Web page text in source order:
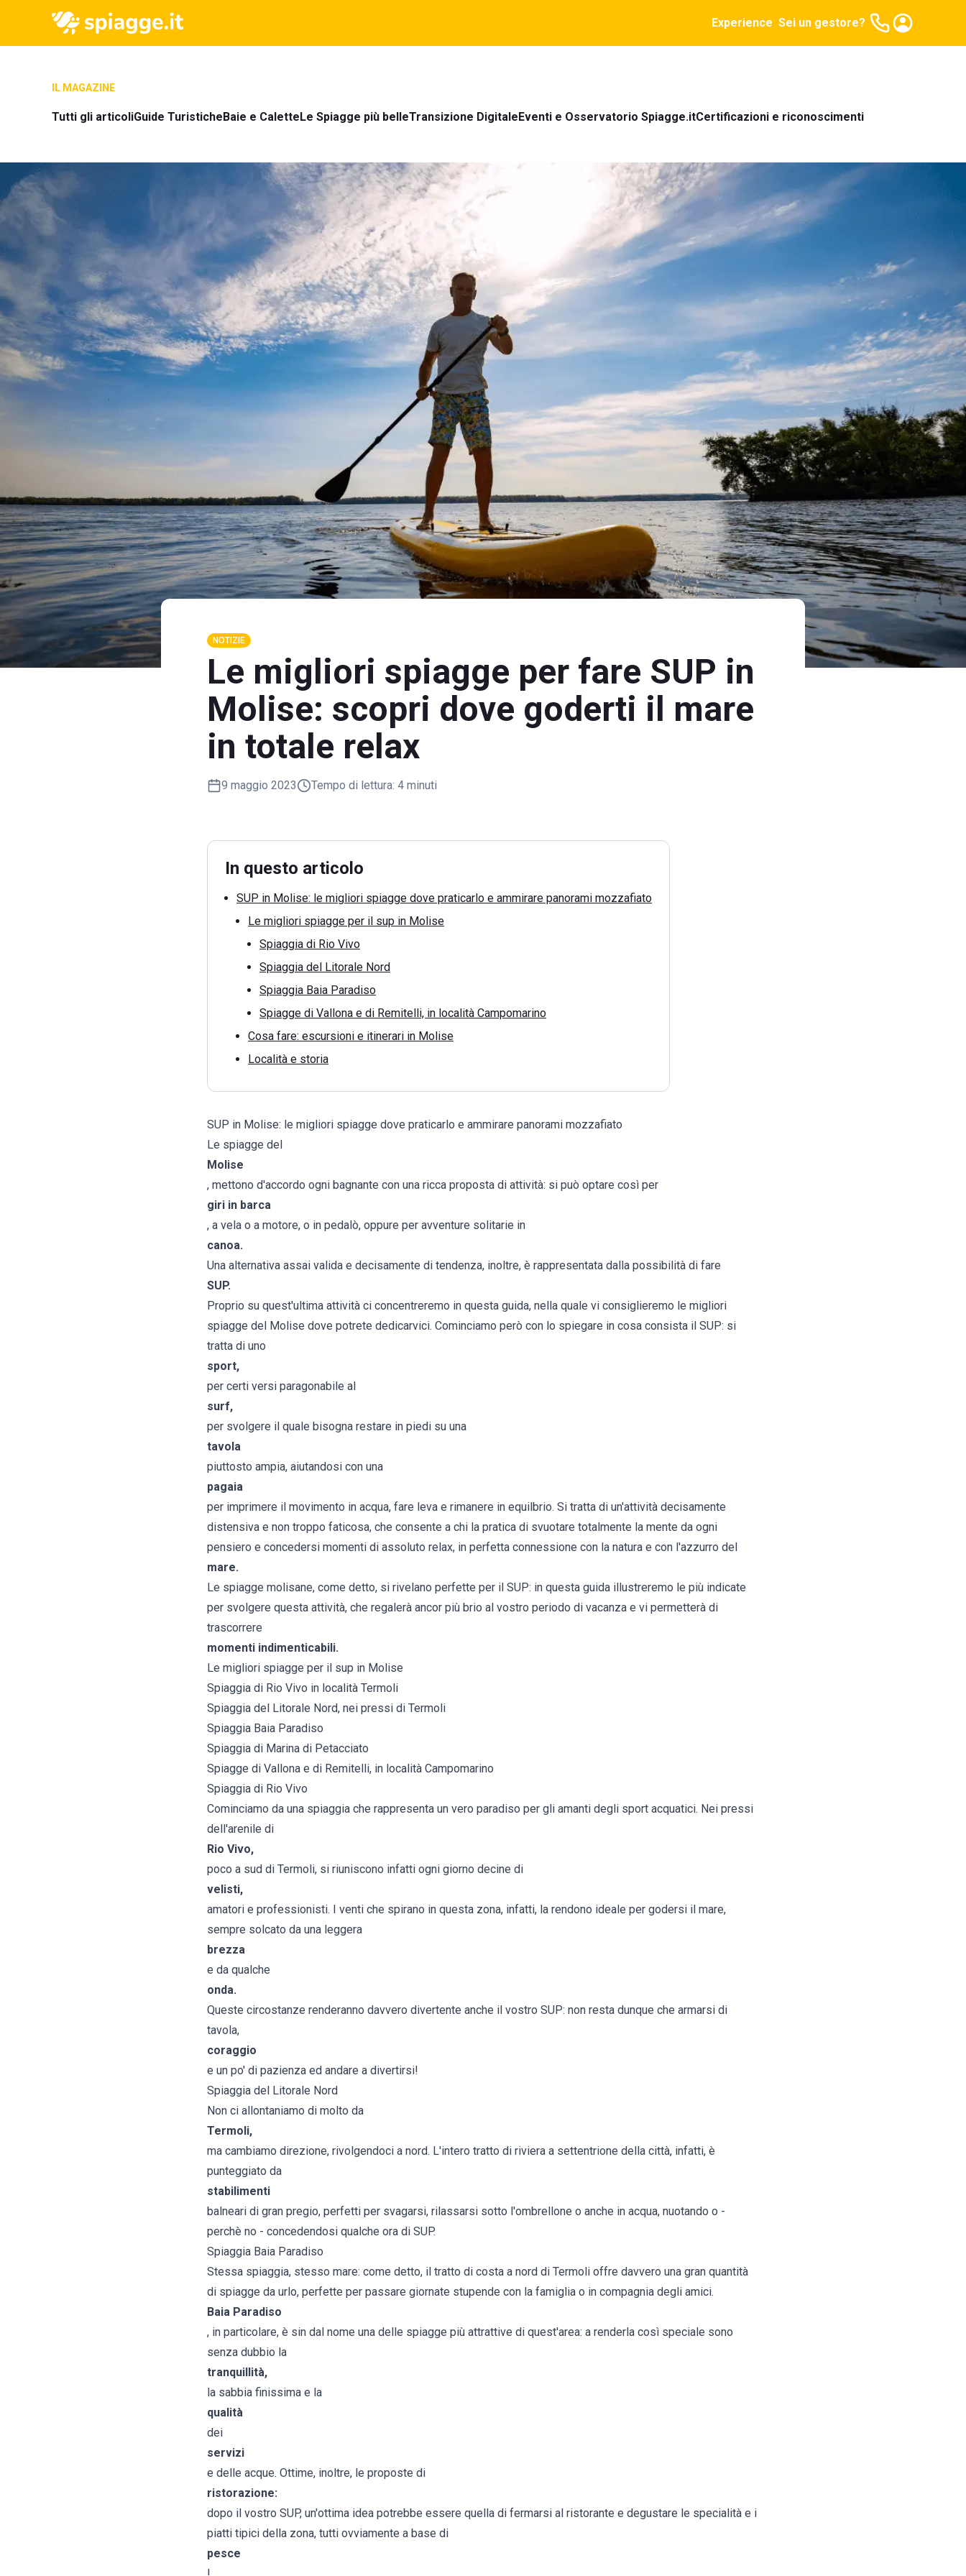
Experience Sei un gestore?
IL MAGAZINE
Tutti gli articoliGuide TuristicheBaie e CaletteLe Spiagge più belleTransizione DigitaleEventi e Osservatorio Spiagge.itCertificazioni e riconoscimenti
NOTIZIE
Le migliori spiagge per fare SUP in
Molise: scopri dove goderti il mare
in totale relax
9 maggio 2023 Tempo di lettura: 4 minuti
In questo articolo
SUP in Molise: le migliori spiagge dove praticarlo e ammirare panorami mozzafiato
Le migliori spiagge per il sup in Molise
Spiaggia di Rio Vivo
Spiaggia del Litorale Nord
Spiaggia Baia Paradiso
Spiagge di Vallona e di Remitelli, in località Campomarino
Cosa fare: escursioni e itinerari in Molise
Località e storia
SUP in Molise: le migliori spiagge dove praticarlo e ammirare panorami mozzafiato
Le spiagge del
Molise
, mettono d'accordo ogni bagnante con una ricca proposta di attività: si può optare così per
giri in barca
, a vela o a motore, o in pedalò, oppure per avventure solitarie in
canoa.
Una alternativa assai valida e decisamente di tendenza, inoltre, è rappresentata dalla possibilità di fare
SUP.
Proprio su quest'ultima attività ci concentreremo in questa guida, nella quale vi consiglieremo le migliori
spiagge del Molise dove potrete dedicarvici. Cominciamo però con lo spiegare in cosa consista il SUP: si
tratta di uno
sport,
per certi versi paragonabile al
surf,
per svolgere il quale bisogna restare in piedi su una
tavola
piuttosto ampia, aiutandosi con una
pagaia
per imprimere il movimento in acqua, fare leva e rimanere in equilbrio. Si tratta di un'attività decisamente
distensiva e non troppo faticosa, che consente a chi la pratica di svuotare totalmente la mente da ogni
pensiero e concedersi momenti di assoluto relax, in perfetta connessione con la natura e con l'azzurro del
mare.
Le spiagge molisane, come detto, si rivelano perfette per il SUP: in questa guida illustreremo le più indicate
per svolgere questa attività, che regalerà ancor più brio al vostro periodo di vacanza e vi permetterà di
trascorrere
momenti indimenticabili.
Le migliori spiagge per il sup in Molise
Spiaggia di Rio Vivo in località Termoli
Spiaggia del Litorale Nord, nei pressi di Termoli
Spiaggia Baia Paradiso
Spiaggia di Marina di Petacciato
Spiagge di Vallona e di Remitelli, in località Campomarino
Spiaggia di Rio Vivo
Cominciamo da una spiaggia che rappresenta un vero paradiso per gli amanti degli sport acquatici. Nei pressi
dell'arenile di
Rio Vivo,
poco a sud di Termoli, si riuniscono infatti ogni giorno decine di
velisti,
amatori e professionisti. I venti che spirano in questa zona, infatti, la rendono ideale per godersi il mare,
sempre solcato da una leggera
brezza
e da qualche
onda.
Queste circostanze renderanno davvero divertente anche il vostro SUP: non resta dunque che armarsi di
tavola,
coraggio
e un po' di pazienza ed andare a divertirsi!
Spiaggia del Litorale Nord
Non ci allontaniamo di molto da
Termoli,
ma cambiamo direzione, rivolgendoci a nord. L'intero tratto di riviera a settentrione della città, infatti, è
punteggiato da
stabilimenti
balneari di gran pregio, perfetti per svagarsi, rilassarsi sotto l'ombrellone o anche in acqua, nuotando o -
perchè no - concedendosi qualche ora di SUP.
Spiaggia Baia Paradiso
Stessa spiaggia, stesso mare: come detto, il tratto di costa a nord di Termoli offre davvero una gran quantità
di spiagge da urlo, perfette per passare giornate stupende con la famiglia o in compagnia degli amici.
Baia Paradiso
, in particolare, è sin dal nome una delle spiagge più attrattive di quest'area: a renderla così speciale sono
senza dubbio la
tranquillità,
la sabbia finissima e la
qualità
dei
servizi
e delle acque. Ottime, inoltre, le proposte di
ristorazione:
dopo il vostro SUP, un'ottima idea potrebbe essere quella di fermarsi al ristorante e degustare le specialità e i
piatti tipici della zona, tutti ovviamente a base di
pesce